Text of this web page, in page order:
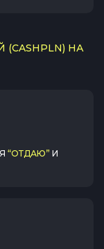
НА
“ОТДАЮ” И